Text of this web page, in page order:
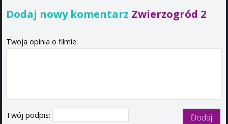
Dodaj nowy komentarz Zwierzogród 2
Twoja opinia o filmie:
Twój podpis: